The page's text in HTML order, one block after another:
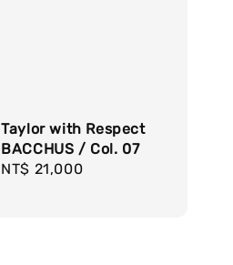
Taylor with Respect
BACCHUS / Col. 07
Regular
NT$ 21,000